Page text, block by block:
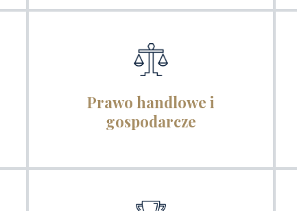
Prawo handlowe i
gospodarcze